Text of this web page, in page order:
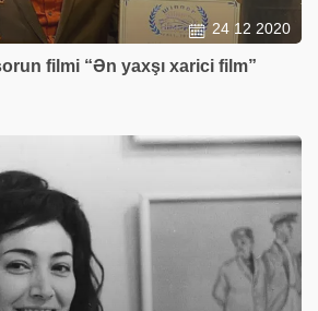
24 12 2020
filmi “Ən yaxşı xarici film”